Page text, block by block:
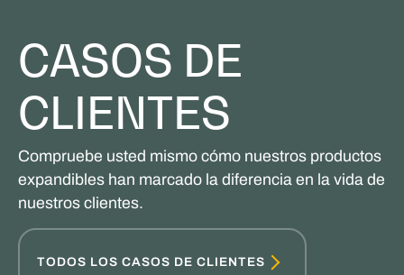
CASOS DE
CLIENTES
Compruebe usted mismo cómo nuestros productos
expandibles han marcado la diferencia en la vida de
nuestros clientes.
TODOS LOS CASOS DE CLIENTES